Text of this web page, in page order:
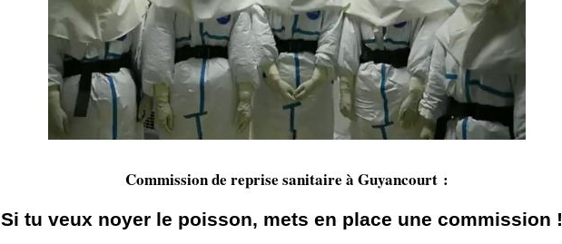
Commission de reprise sanitaire à Guyancourt :
Si tu veux noyer le poisson, mets en place une commission !